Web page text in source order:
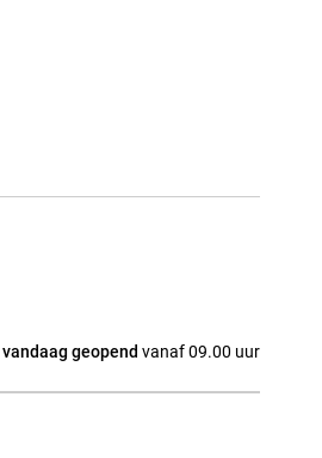
vandaag geopend vanaf 09.00 uur